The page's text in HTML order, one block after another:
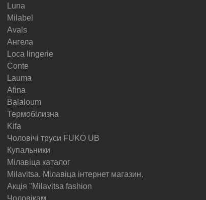
Luna
Milabel
Avals
Ангела
Loca lingerie
Conte
Lauma
Afina
Balaloum
Термобілизна
Kifa
Чоловічі труси FUKO UB
Купальники
Мілавіца каталог
Milavitsa. Мілавіца інтернет магазин.
Акція "Milavitsa fashion
Чоловікам